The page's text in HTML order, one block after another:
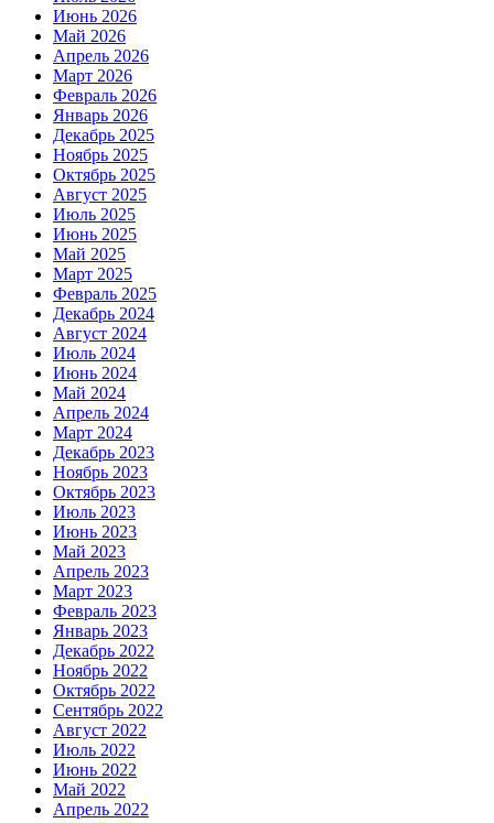
Июнь 2026
Май 2026
Апрель 2026
Март 2026
Февраль 2026
Январь 2026
Декабрь 2025
Ноябрь 2025
Октябрь 2025
Август 2025
Июль 2025
Июнь 2025
Май 2025
Март 2025
Февраль 2025
Декабрь 2024
Август 2024
Июль 2024
Июнь 2024
Май 2024
Апрель 2024
Март 2024
Декабрь 2023
Ноябрь 2023
Октябрь 2023
Июль 2023
Июнь 2023
Май 2023
Апрель 2023
Март 2023
Февраль 2023
Январь 2023
Декабрь 2022
Ноябрь 2022
Октябрь 2022
Сентябрь 2022
Август 2022
Июль 2022
Июнь 2022
Май 2022
Апрель 2022